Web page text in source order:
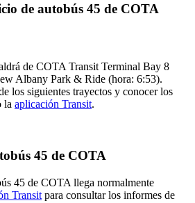
de autobús 45 de COTA
de COTA Transit Terminal Bay 8
Albany Park & Ride (hora: 6:53).
los siguientes trayectos y conocer los
la aplicación Transit.
45 de COTA
45 de COTA llega normalmente
Transit para consultar los informes de